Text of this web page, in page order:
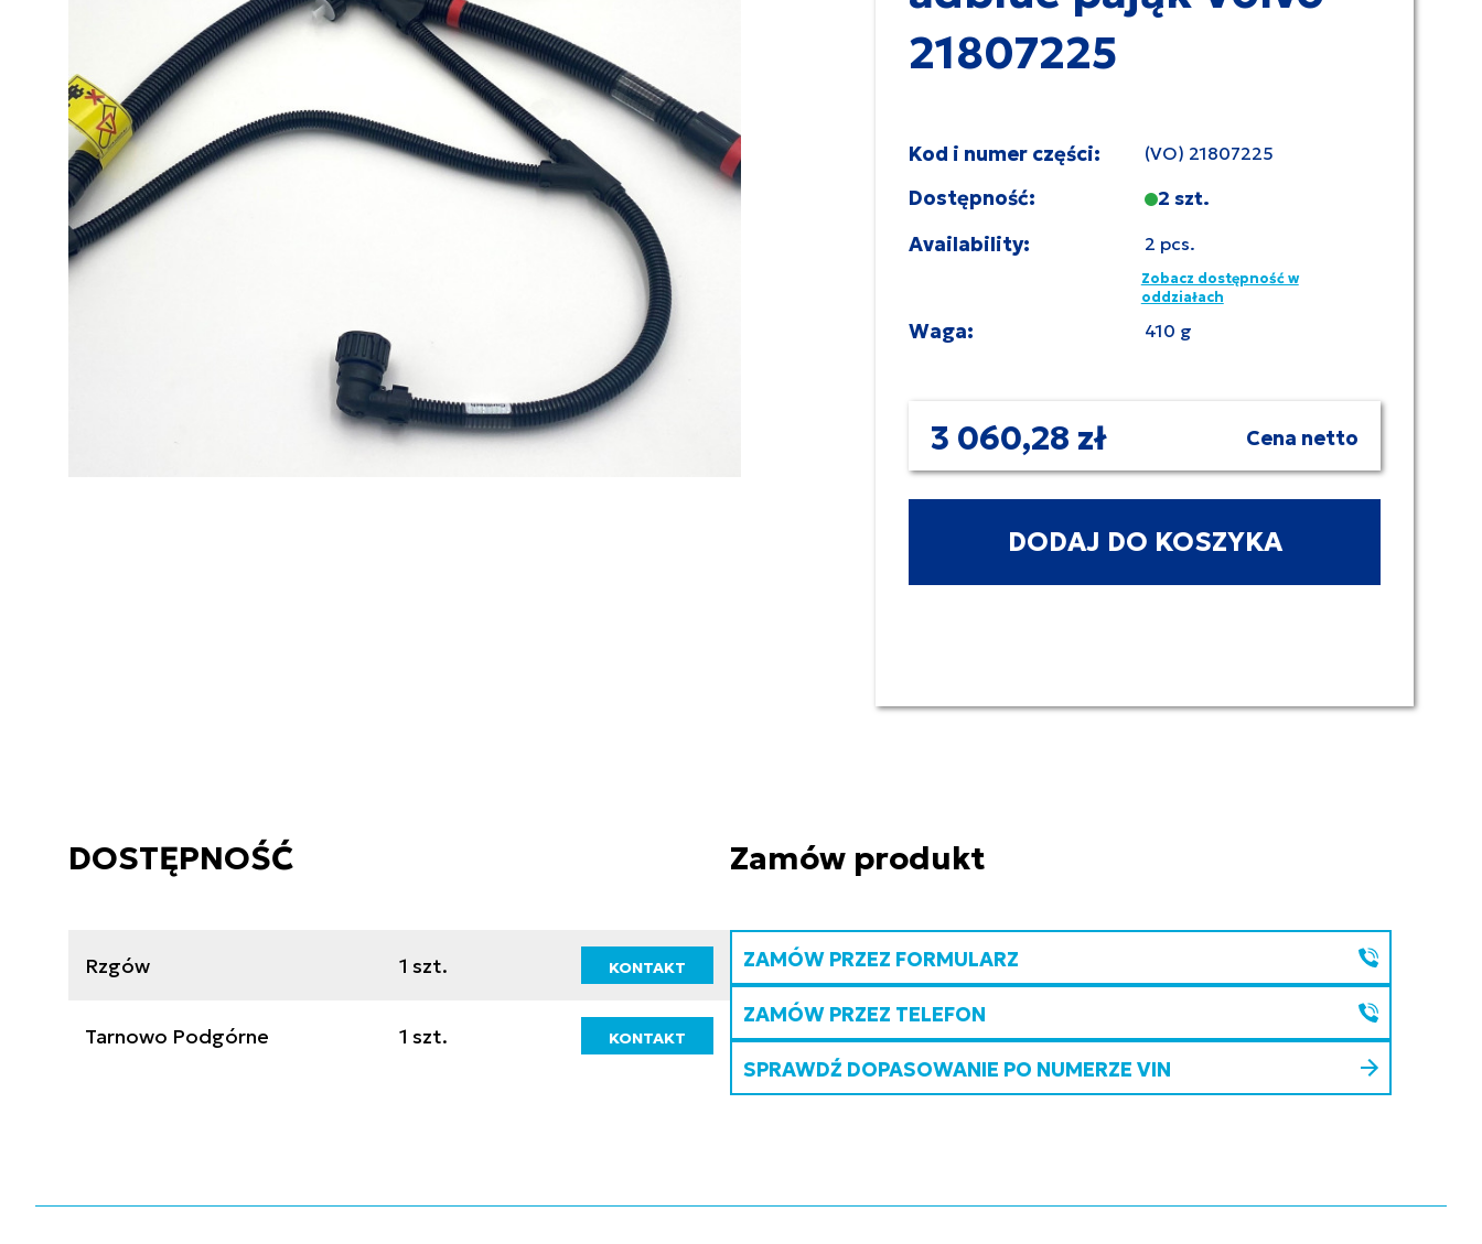
21807225
Kod i numer części: (VO) 21807225
Dostępność: 2 szt.
Availability: 2 pcs.
Zobacz dostępność w
oddziałach
Waga: 410 g
3 060,28 zł Cena netto
DODAJ DO KOSZYKA
DOSTĘPNOŚĆ
Rzgów 1 szt. KONTAKT
Tarnowo Podgórne 1 szt. KONTAKT
Zamów produkt
ZAMÓW PRZEZ FORMULARZ
ZAMÓW PRZEZ TELEFON
SPRAWDŹ DOPASOWANIE PO NUMERZE VIN